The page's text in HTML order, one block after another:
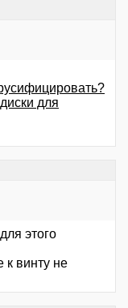
для
этого
к винту не